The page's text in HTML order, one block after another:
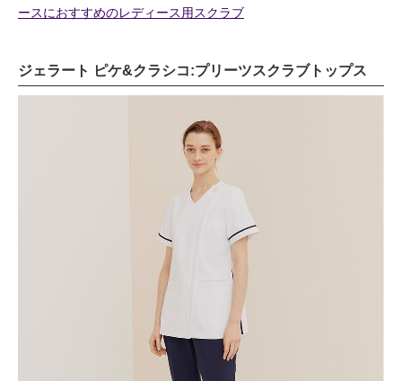
ースにおすすめのレディース用スクラブ
ジェラート ピケ&クラシコ:プリーツスクラブトップス